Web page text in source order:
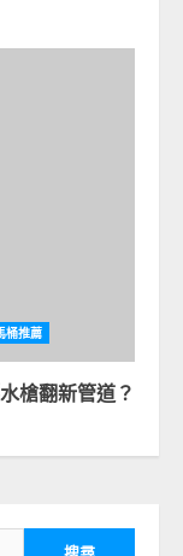
桶推薦
槍翻新管道？